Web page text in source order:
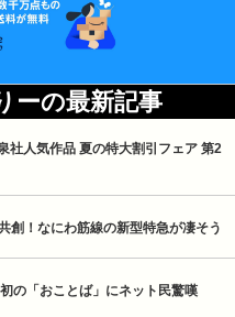
ーの最新記事
社人気作品 夏の特大割引フェア 第2
創！なにわ筋線の新型特急が凄そう
の「おことば」にネット民驚嘆